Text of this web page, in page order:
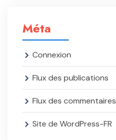
Méta
Connexion
Flux des publications
Flux des commentaires
Site de WordPress-FR